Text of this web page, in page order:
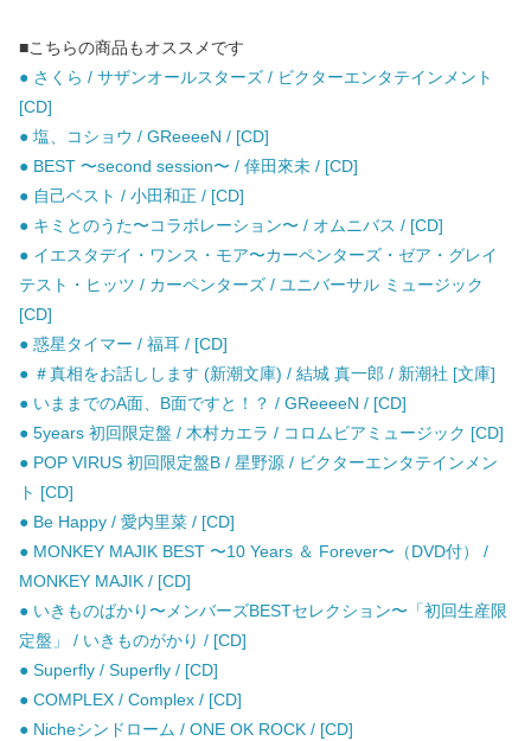
■こちらの商品もオススメです
● さくら / サザンオールスターズ / ビクターエンタテインメント
[CD]
● 塩、コショウ / GReeeeN / [CD]
● BEST 〜second session〜 / 倖田來未 / [CD]
● 自己ベスト / 小田和正 / [CD]
● キミとのうた〜コラボレーション〜 / オムニバス / [CD]
● イエスタデイ・ワンス・モア〜カーペンターズ・ゼア・グレイ
テスト・ヒッツ / カーペンターズ / ユニバーサル ミュージック
[CD]
● 惑星タイマー / 福耳 / [CD]
● ＃真相をお話しします (新潮文庫) / 結城 真一郎 / 新潮社 [文庫]
● いままでのA面、B面ですと！？ / GReeeeN / [CD]
● 5years 初回限定盤 / 木村カエラ / コロムビアミュージック [CD]
● POP VIRUS 初回限定盤B / 星野源 / ビクターエンタテインメン
ト [CD]
● Be Happy / 愛内里菜 / [CD]
● MONKEY MAJIK BEST 〜10 Years ＆ Forever〜（DVD付） /
MONKEY MAJIK / [CD]
● いきものばかり〜メンバーズBESTセレクション〜「初回生産限
定盤」 / いきものがかり / [CD]
● Superfly / Superfly / [CD]
● COMPLEX / Complex / [CD]
● Nicheシンドローム / ONE OK ROCK / [CD]